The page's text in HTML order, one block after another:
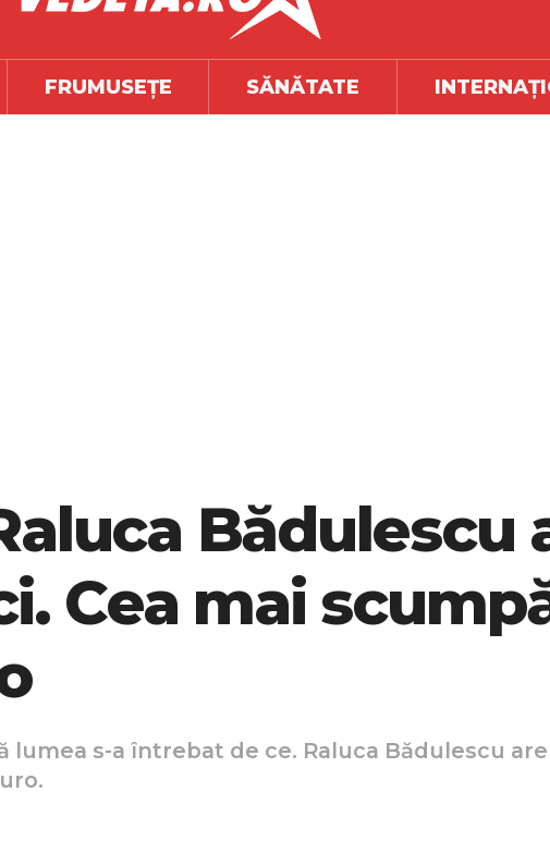
FRUMUSEȚE SĂNĂTATE
Bădulescu
Cea mai
lumea s-a întrebat de ce. Raluca Bădulescu